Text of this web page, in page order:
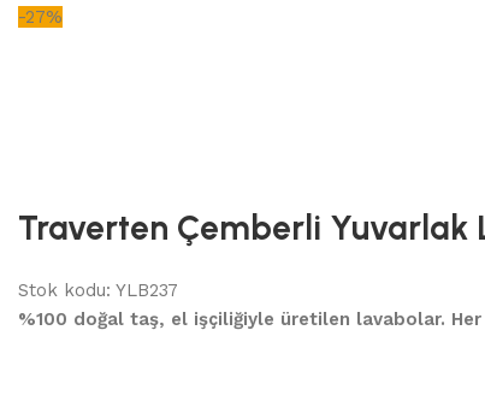
-27%
Traverten Çemberli Yuvarlak
Stok kodu: YLB237
%100 doğal taş, el işçiliğiyle üretilen lavabolar.